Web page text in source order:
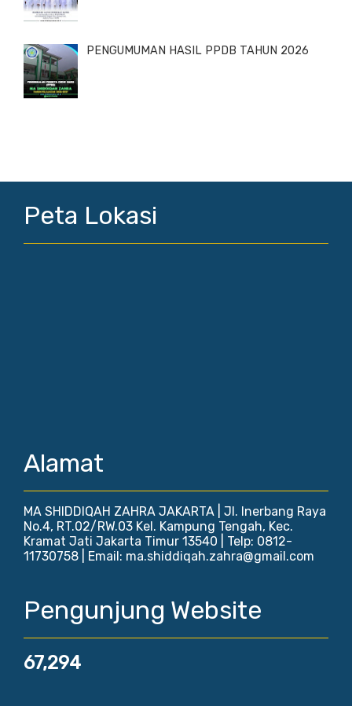
PENGUMUMAN HASIL PPDB TAHUN 2026
Peta Lokasi
Alamat
MA SHIDDIQAH ZAHRA JAKARTA | Jl. Inerbang Raya
No.4, RT.02/RW.03 Kel. Kampung Tengah, Kec.
Kramat Jati Jakarta Timur 13540 | Telp: 0812-
11730758 | Email: ma.shiddiqah.zahra@gmail.com
Pengunjung Website
67,294